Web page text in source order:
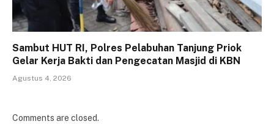
Sambut HUT RI, Polres Pelabuhan Tanjung Priok
Gelar Kerja Bakti dan Pengecatan Masjid di KBN
Agustus 4, 2026
Comments are closed.